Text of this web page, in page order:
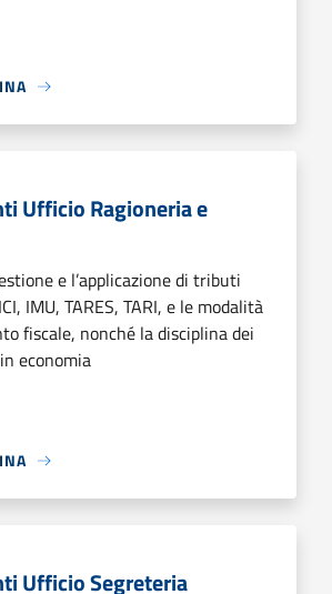
Ufficio Ragioneria e
e l’applicazione di tributi
IMU, TARES, TARI, e le modalità
fiscale, nonché la disciplina dei
economia
Ufficio Segreteria